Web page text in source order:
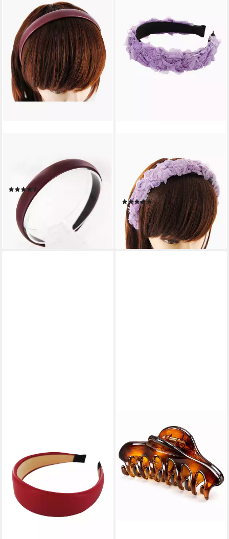
Haarreif in Kunstleder Optik,
Damen Haareifen Haarband
(2)
12,95 €
lieferbar - in 4-5 Werktagen bei dir
+1
Blumenkranz Look, Vintage
Look zur Hochzeit Damen
Haareifen Haarband
(4)
15,95 €
lieferbar - in 4-5 Werktagen bei dir